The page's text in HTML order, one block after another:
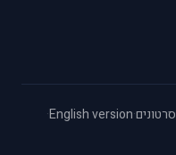
סרטונים·
English version
·